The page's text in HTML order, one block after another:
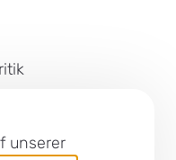
unserer